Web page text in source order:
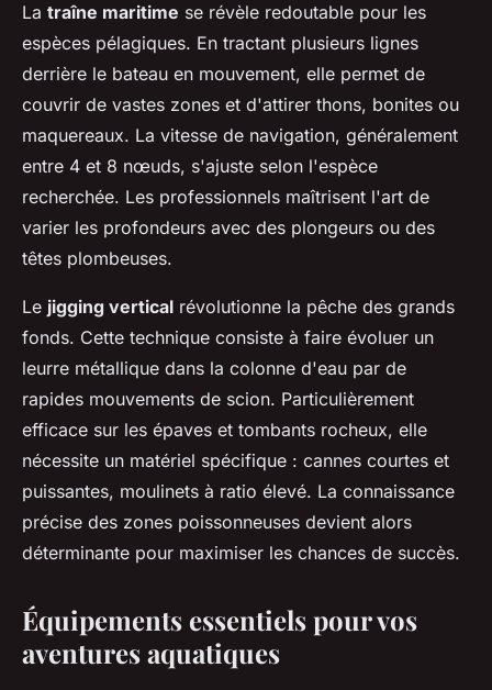
La traîne maritime se révèle redoutable pour les
espèces pélagiques. En tractant plusieurs lignes
derrière le bateau en mouvement, elle permet de
couvrir de vastes zones et d'attirer thons, bonites ou
maquereaux. La vitesse de navigation, généralement
entre 4 et 8 nœuds, s'ajuste selon l'espèce
recherchée. Les professionnels maîtrisent l'art de
varier les profondeurs avec des plongeurs ou des
têtes plombeuses.
Le jigging vertical révolutionne la pêche des grands
fonds. Cette technique consiste à faire évoluer un
leurre métallique dans la colonne d'eau par de
rapides mouvements de scion. Particulièrement
efficace sur les épaves et tombants rocheux, elle
nécessite un matériel spécifique : cannes courtes et
puissantes, moulinets à ratio élevé. La connaissance
précise des zones poissonneuses devient alors
déterminante pour maximiser les chances de succès.
Équipements essentiels pour vos
aventures aquatiques